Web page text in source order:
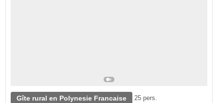
Gîte rural en Polynesie Francaise 25 pers.